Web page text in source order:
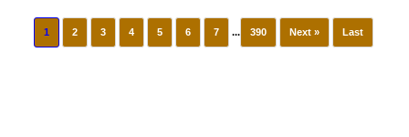
1 2 3 4 5 6 7 ... 390 Next » Last